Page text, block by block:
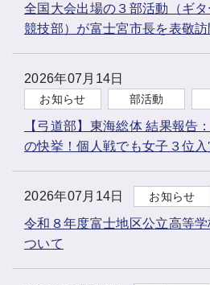
全国大会出場の３部活動（ギ
競技部）が富士宮市長を表敬
2026年07月14日
お知らせ 部活動
【弓道部】東海総体 結果報告
の快挙！個人戦でも女子３位入
2026年07月14日 お知らせ
令和８年度富士地区公立高等
ついて